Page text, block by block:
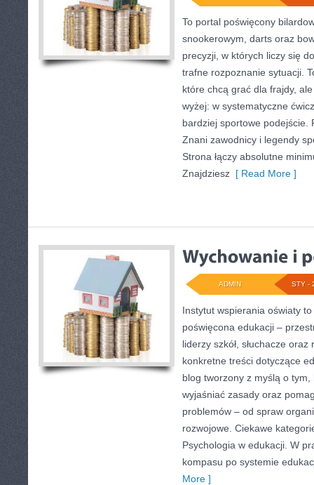
To portal poświęcony
snookerowym, darts oraz
precyzji, w których liczy się
trafne rozpoznanie sytuacji.
które chcą grać dla frajdy,
wyżej: w systematyczne
bardziej sportowe podejście.
Znani zawodnicy i legendy
Strona łączy absolutne
Znajdziesz [ Read More ]
STY -
ADMIN
Instytut wspierania oświaty
poświęcona edukacji –
liderzy szkół, słuchacze
konkretne treści dotyczące
blog tworzony z myślą o
wyjaśniać zasady oraz
problemów – od spraw
rozwojowe. Ciekawe
Psychologia w edukacji. W
kompasu po systemie
More ]